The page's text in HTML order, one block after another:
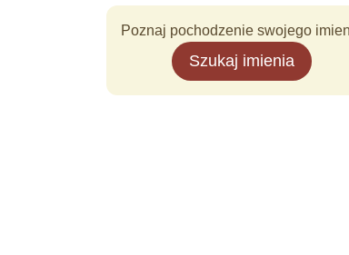
Poznaj pochodzenie swojego
Szukaj imienia